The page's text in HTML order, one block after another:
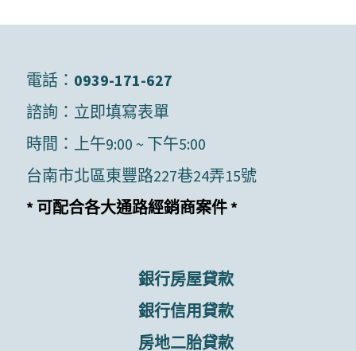
電話： 0939-171-627
諮詢： 立即填寫表單
時間：上午9:00 ~ 下午5:00
台南市北區東豐路227巷24弄15號
* 可配合各大通路經銷商案件 *
銀行房屋貸款
銀行信用貸款
房地二胎貸款